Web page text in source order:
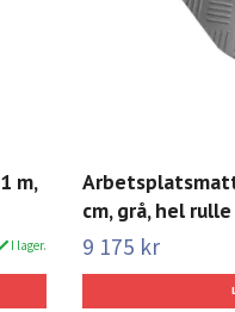
m,
I lager.
cm, grå, hel
9 175 kr